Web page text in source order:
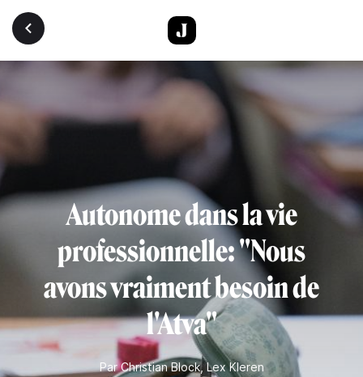
Aller au contenu principal
Autonome dans la vie
professionnelle: "Nous
avons vraiment besoin de
l'Atva"
ParChristian Block,Lex Kleren